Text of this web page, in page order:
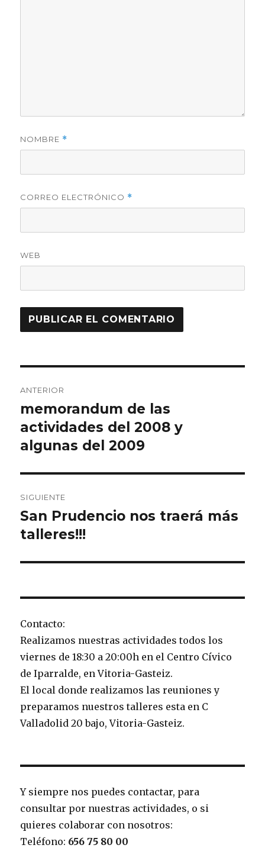
NOMBRE *
CORREO ELECTRÓNICO *
WEB
de
entradas
ANTERIOR
Entrada
anterior:
memorandum de las
actividades del 2008 y
algunas del 2009
SIGUIENTE
Entrada
siguiente:
San Prudencio nos traerá más
talleres!!!
Contacto:
Realizamos nuestras actividades todos los
viernes de 18:30 a 20:00h en el Centro Cívico
de Iparralde, en Vitoria-Gasteiz.
El local donde realizamos las reuniones y
preparamos nuestros talleres esta en C
Valladolid 20 bajo, Vitoria-Gasteiz.
Y siempre nos puedes contactar, para
consultar por nuestras actividades, o si
quieres colaborar con nosotros:
Teléfono: 656 75 80 00